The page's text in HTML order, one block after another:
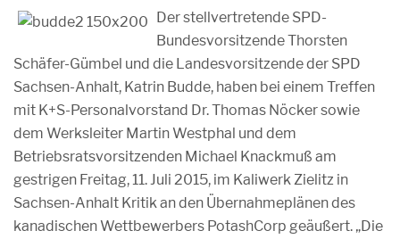
Der stellvertretende SPD-
Bundesvorsitzende Thorsten
Schäfer-Gümbel und die Landesvorsitzende der SPD
Sachsen-Anhalt, Katrin Budde, haben bei einem Treffen
mit K+S-Personalvorstand Dr. Thomas Nöcker sowie
dem Werksleiter Martin Westphal und dem
Betriebsratsvorsitzenden Michael Knackmuß am
gestrigen Freitag, 11. Juli 2015, im Kaliwerk Zielitz in
Sachsen-Anhalt Kritik an den Übernahmeplänen des
kanadischen Wettbewerbers PotashCorp geäußert. „Die